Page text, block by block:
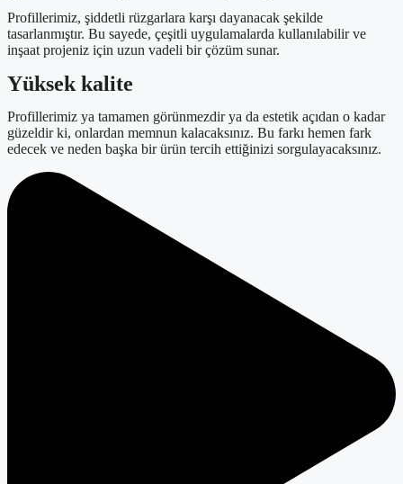
Profillerimiz, şiddetli rüzgarlara karşı dayanacak şekilde
tasarlanmıştır. Bu sayede, çeşitli uygulamalarda kullanılabilir ve
inşaat projeniz için uzun vadeli bir çözüm sunar.
Yüksek kalite
Profillerimiz ya tamamen görünmezdir ya da estetik açıdan o kadar
güzeldir ki, onlardan memnun kalacaksınız. Bu farkı hemen fark
edecek ve neden başka bir ürün tercih ettiğinizi sorgulayacaksınız.